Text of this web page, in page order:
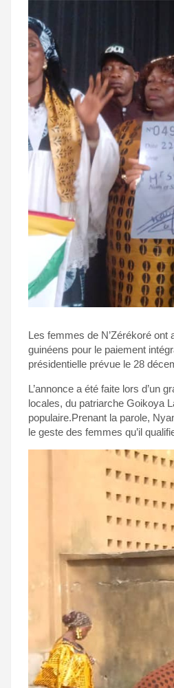
Les femmes de N’Zérékoré
guinéens pour le paiement
présidentielle prévue le 28
L’annonce a été faite lors d’un
locales, du patriarche Goikoya
populaire.Prenant la parole,
le geste des femmes qu’il